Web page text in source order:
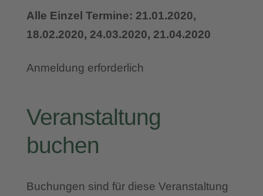
Alle Einzel Termine: 21.01.2020,
18.02.2020, 24.03.2020, 21.04.2020
Anmeldung erforderlich
Veranstaltung
buchen
Buchungen sind für diese Veranstaltung